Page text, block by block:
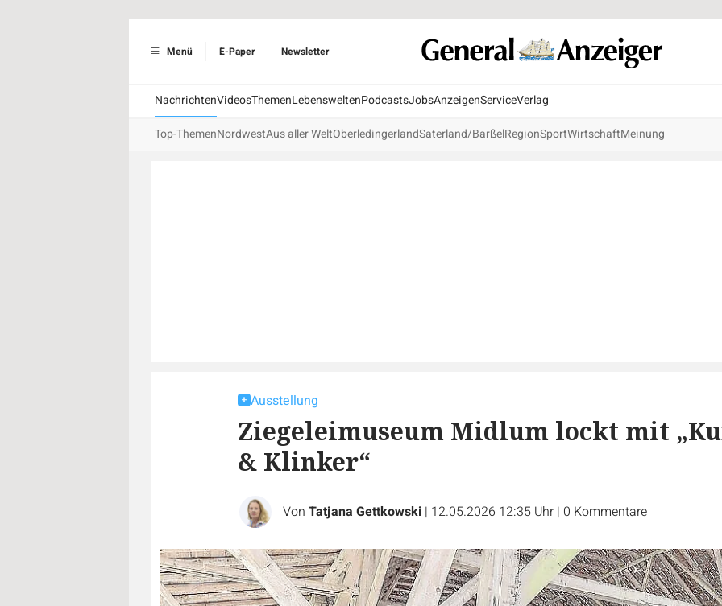
Menü E-Paper Newsletter
NachrichtenVideosThemenLebensweltenPodcastsJobsAnzeigenServiceVerlag
Top-ThemenNordwestAus aller WeltOberledingerlandSaterland/BarßelRegionSportWirtschaftMeinung
Ausstellung
Ziegeleimuseum Midlum lockt mit
& Klinker“
Von Tatjana Gettkowski | 12.05.2026 12:35 Uhr | 0 Kommentare